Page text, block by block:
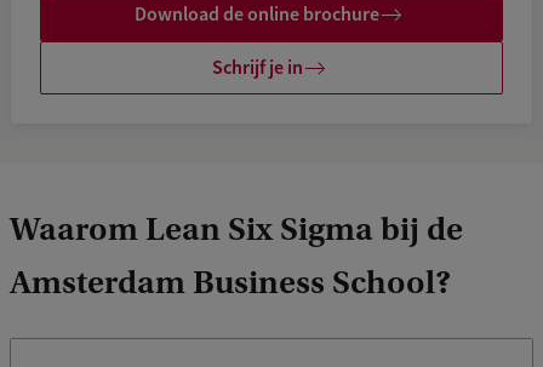
Download de online brochure
Schrijf je in
Waarom Lean Six Sigma bij de
Amsterdam Business School?